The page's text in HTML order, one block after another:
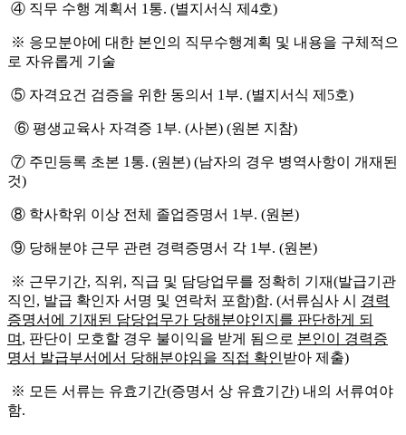
④ 직무 수행 계획서 1 통. (별지서식 제 4호)
※ 응모분야에 대한 본인의 직무수행계획 및 내용을 구체적으
로 자유롭게 기술
⑤ 자격요건 검증을 위한 동의서 1 부. (별지서식 제 5호)
⑥ 평생교육사 자격증 1 부. (사본) (원본 지참)
⑦ 주민등록 초본 1 통. (원본) (남자의 경우 병역사항이 개재된
것)
⑧ 학사학위 이상 전체 졸업증명서 1 부. (원본)
⑨ 당해분야 근무 관련 경력증명서 각 1 부. (원본)
※ 근무기간, 직위 , 직급 및 담당업무를 정확히 기재(발급기관
직인, 발급 확인자 서명 및 연락처 포함)함. (서류심사 시 경력
증명서에 기재된 담당업무가 당해분야인지를 판단하게 되
며 , 판단이 모호할 경우 불이익을 받게 됨으로 본인이 경력증
명서 발급부서에 서 당해분야임을 직접 확인받아 제출)
※ 모든 서류는 유효기간(증명서 상 유효기간) 내의 서류여야
함.